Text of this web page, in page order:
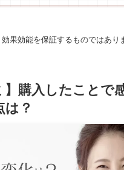
果効能を保証するものではあり
】購入したことで
は？